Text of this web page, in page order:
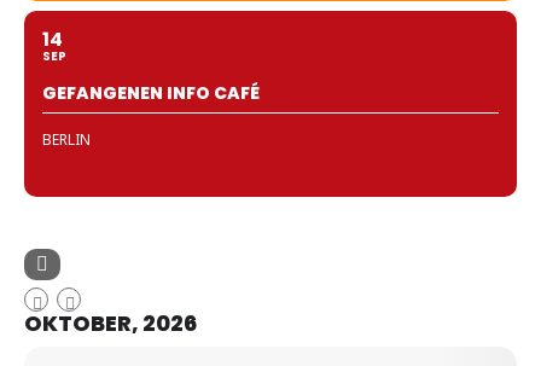
14
SEP
GEFANGENEN INFO CAFÉ
BERLIN
OKTOBER, 2026